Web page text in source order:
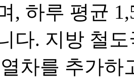
, 하루 평균
다. 지방 철
차를 추가하